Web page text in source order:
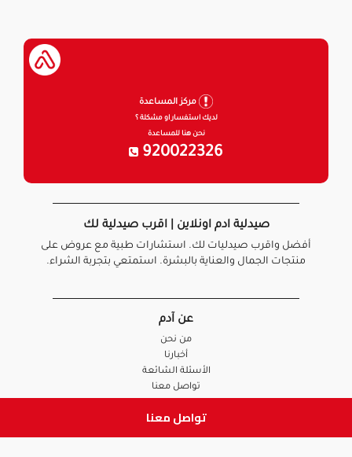
تواصل معنا
مركز المساعدة
لديك استفسار او مشكلة ؟
نحن هنا للمساعدة
920022326
صيدلية ادم اونلاين | اقرب صيدلية لك
أفضل واقرب صيدليات لك. استشارات طبية مع عروض على
منتجات الجمال والعناية بالبشرة. استمتعي بتجربة الشراء.
عن آدم
من نحن
أخبارنا
الأسئلة الشائعة
تواصل معنا